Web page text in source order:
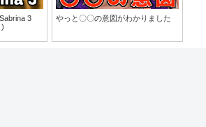
3
やっと〇〇の意図がわかりました